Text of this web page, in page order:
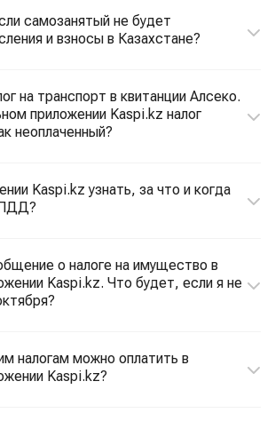
самозанятый не будет
и взносы в Казахстане?
на транспорт в квитанции Алсеко.
приложении Kaspi.kz налог
неоплаченный?
Kaspi.kz узнать, за что и когда
о налоге на имущество в
Kaspi.kz. Что будет, если я не
налогам можно оплатить в
Kaspi.kz?